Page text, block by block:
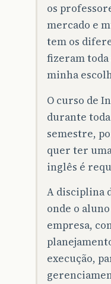
os
mercado e
tem os
fizeram
minha
O curso de
durante toda
semestre,
quer ter
inglês é
A disciplina
onde o
empresa,
execução,